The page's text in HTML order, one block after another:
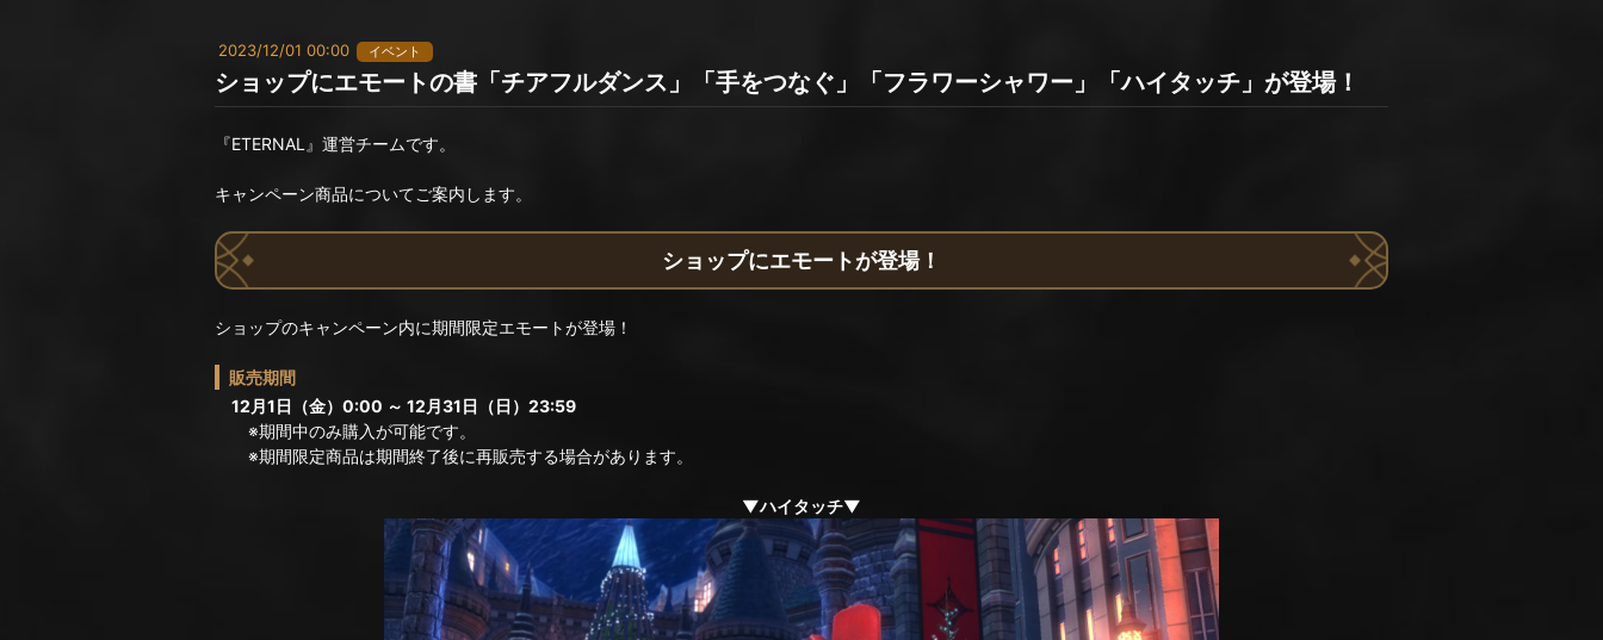
2023/12/01 00:00 イベント
ショップにエモートの書「チアフルダンス」「手をつなぐ」「フラワーシャワー」「ハイタッチ」が登場！
『ETERNAL』運営チームです。
キャンペーン商品についてご案内します。
ショップにエモートが登場！
ショップのキャンペーン内に期間限定エモートが登場！
販売期間
12月1日（金）0:00 ～ 12月31日（日）23:59
※期間中のみ購入が可能です。
※期間限定商品は期間終了後に再販売する場合があります。
▼ハイタッチ▼